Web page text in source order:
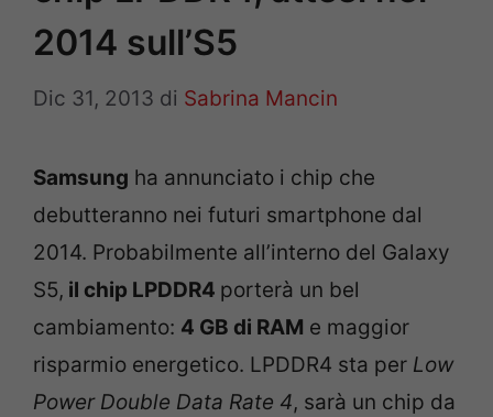
2014 sull’S5
Dic 31, 2013 di Sabrina Mancin
Samsung ha annunciato i chip che
debutteranno nei futuri smartphone dal
2014. Probabilmente all’interno del Galaxy
S5, il chip LPDDR4 porterà un bel
cambiamento: 4 GB di RAM e maggior
risparmio energetico. LPDDR4 sta per Low
Power Double Data Rate 4, sarà un chip da